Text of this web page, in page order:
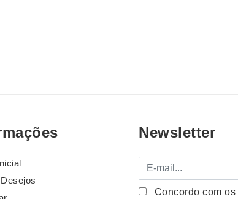
Newsletter
E-mail
Concordo com os